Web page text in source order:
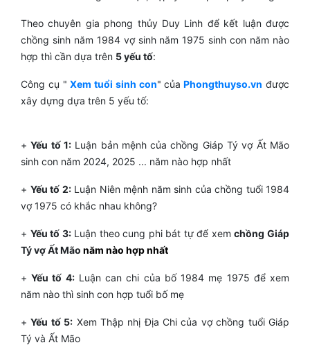
Theo chuyên gia phong thủy Duy Linh để kết luận được
chồng sinh năm 1984 vợ sinh năm 1975 sinh con năm nào
hợp thì cần dựa trên 5 yếu tố:
Công cụ "Xem tuổi sinh con" của Phongthuyso.vn được
xây dựng dựa trên 5 yếu tố:
+Yếu tố 1:Luận bản mệnh của chồng Giáp Tý vợ Ất Mão
sinh con năm 2024, 2025 ... năm nào hợp nhất
+ Yếu tố 2:Luận Niên mệnh năm sinh của chồng tuổi 1984
vợ 1975 có khắc nhau không?
+ Yếu tố 3:Luận theo cung phi bát tự để xemchồng Giáp
Tý vợ Ất Mão năm nào hợp nhất
+Yếu tố 4:Luận can chi của bố 1984 mẹ 1975 để xem
năm nào thì sinh con hợp tuổi bố mẹ
+Yếu tố 5: Xem Thập nhị Địa Chi của vợ chồng tuổi Giáp
Tý và Ất Mão